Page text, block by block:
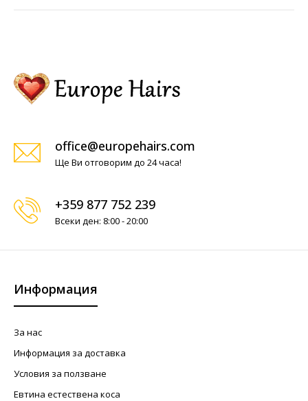
office@europehairs.com
Ще Ви отговорим до 24 часа!
+359 877 752 239
Всеки ден: 8:00 - 20:00
Информация
За нас
Информация за доставка
Условия за ползване
Евтина естествена коса